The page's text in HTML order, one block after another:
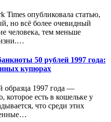
Times опубликовала статью,
но всё более очевидный
человека, тем меньше
50 рублей 1997 года:
купюрах
образца 1997 года —
которое есть в кошельке у
что среди этих